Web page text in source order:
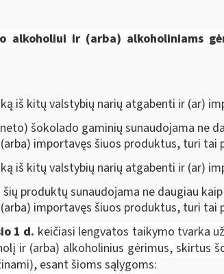
alkoholiui ir (arba) alkoholiniams
iš kitų valstybių narių atgabenti ir (ar)
šokolado gaminių sunaudojama ne
importavęs šiuos produktus, turi tai
iš kitų valstybių narių atgabenti ir (ar)
produktų sunaudojama ne daugiau
importavęs šiuos produktus, turi tai
1 d. keičiasi lengvatos taikymo tvarka
ir (arba) alkoholinius gėrimus, skirtus
esant šioms sąlygoms: